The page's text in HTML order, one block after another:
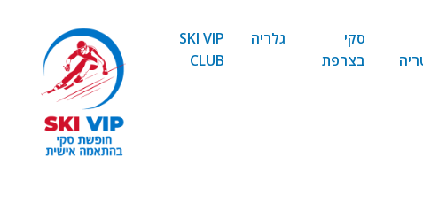
סקי
בצרפת
גלריה
SKI VIP
CLUB